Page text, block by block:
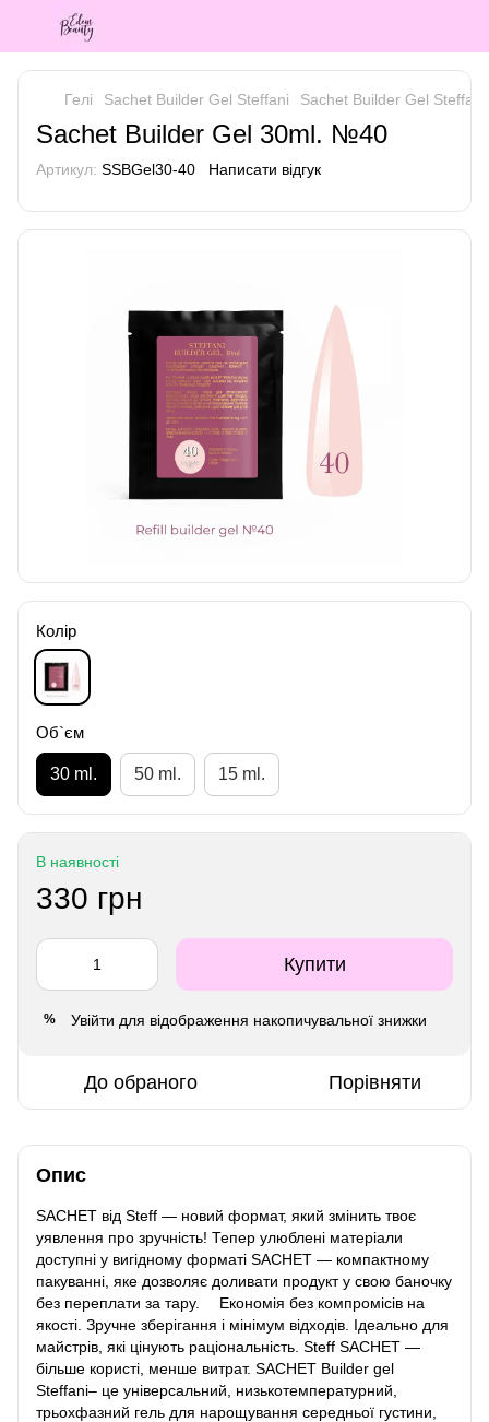
Гелі Sachet Builder Gel Steffani Sachet Builder Gel
Sachet Builder Gel 30ml. №40
Артикул: SSBGel30-40 Написати відгук
Колір
Об`єм
30 ml. 50 ml. 15 ml.
В наявності
330 грн
Купити
% Увійти для відображення накопичувальної знижки
До обраного Порівняти
Опис
SACHET від Steff — новий формат, який змінить твоє
уявлення про зручність! Тепер улюблені матеріали
доступні у вигідному форматі SACHET — компактному
пакуванні, яке дозволяє доливати продукт у свою баночку
без переплати за тару. ⠀ Економія без компромісів на
якості. Зручне зберігання і мінімум відходів. Ідеально для
майстрів, які цінують раціональність. Steff SACHET —
більше користі, менше витрат. SACHET Builder gel
Steffani– це універсальний, низькотемпературний,
трьохфазний гель для нарощування середньої густини,